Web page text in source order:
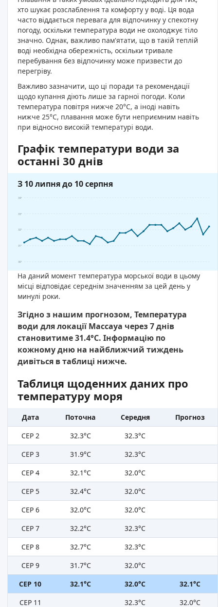
хто шукає розслаблення та комфорту у воді. Ця вода
часто віддається перевага для відпочинку у спекотну
погоду, оскільки температура води не охолоджує тіло
значно. Однак, важливо пам'ятати, що в такій теплій
воді необхідна обережність, оскільки тривале
перебування без відпочинку може призвести до
перегріву.
Важливо зазначити, що ці поради та рекомендації
щодо купання діють лише за гарної погоди. Коли
температура повітря нижче 20°C, а іноді навіть
нижче 25°C, плавання може бути неприємним навіть
при відносно високій температурі води.
Графік температури води за
останні 30 днів
З 10 липня до 10 серпня
30°
31°
32°
33°
34°
На даний момент температура морської води в цьому
місці відповідає середнім значенням за цей день у
минулі роки.
Згідно з нашим прогнозом, Температура
води для локації Массауа через 7 днів
становитиме 31.4°C. Інформацію по
кожному дню на найближчий тиждень
дивіться в таблиці нижче.
Таблиця щоденних даних про
температуру моря
Дата Поточна Середня
Прогноз
СЕР 2
32.3°C
32.3°C
СЕР 3
31.9°C
32.3°C
СЕР 4
32.1°C
32.0°C
СЕР 5
32.4°C
32.0°C
СЕР 6
32.0°C
32.0°C
СЕР 7
32.2°C
32.3°C
СЕР 8
32.7°C
32.3°C
СЕР 9
31.7°C
32.0°C
СЕР 10
32.1°C 32.0°C
32.1°C
СЕР 11
32.3°C 32.0°C